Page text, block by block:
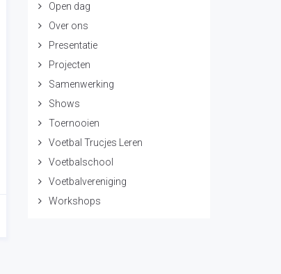
Open dag
Over ons
Presentatie
Projecten
Samenwerking
Shows
Toernooien
Voetbal Trucjes Leren
Voetbalschool
Voetbalvereniging
Workshops